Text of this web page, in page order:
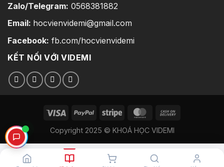
Zalo/Telegram: 0568381882
Email: hocvienvidemi@gmail.com
Facebook: fb.com/hocvienvidemi
KẾT NỐI VỚI VIDEMI
Copyright 2025 © KHOÁ HỌC VIDEMI